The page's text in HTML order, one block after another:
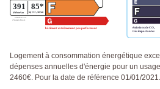
Logement à consommation énergétique
dépenses annuelles d'énergie pour un
2460€. Pour la date de référence 01/01/2021.